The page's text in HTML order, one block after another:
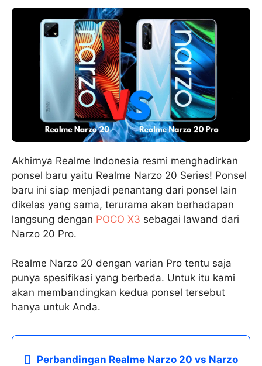
Akhirnya Realme Indonesia resmi menghadirkan
ponsel baru yaitu Realme Narzo 20 Series! Ponsel
baru ini siap menjadi penantang dari ponsel lain
dikelas yang sama, terurama akan berhadapan
langsung dengan POCO X3 sebagai lawand dari
Narzo 20 Pro.
Realme Narzo 20 dengan varian Pro tentu saja
punya spesifikasi yang berbeda. Untuk itu kami
akan membandingkan kedua ponsel tersebut
hanya untuk Anda.
Perbandingan Realme Narzo 20 vs Narzo